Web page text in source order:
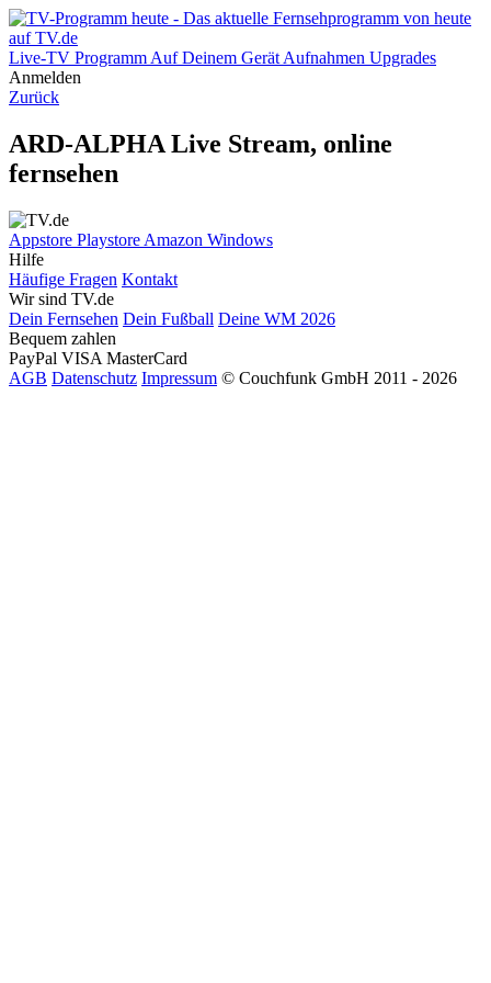
Live-TV Programm Auf Deinem Gerät Aufnahmen Upgrades
Anmelden
Zurück
ARD-ALPHA Live Stream, online
fernsehen
Appstore Playstore Amazon Windows
Hilfe
Häufige Fragen Kontakt
Wir sind TV.de
Dein Fernsehen Dein Fußball Deine WM 2026
Bequem zahlen
PayPal VISA MasterCard
AGB Datenschutz Impressum © Couchfunk GmbH 2011 - 2026